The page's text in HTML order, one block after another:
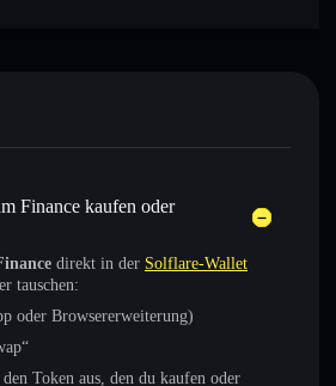
Finance kaufen oder
direkt in der Solflare-Wallet
tauschen:
oder Browsererweiterung)
den Token aus, den du kaufen oder